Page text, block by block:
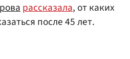
рассказала, от каких
после 45 лет.